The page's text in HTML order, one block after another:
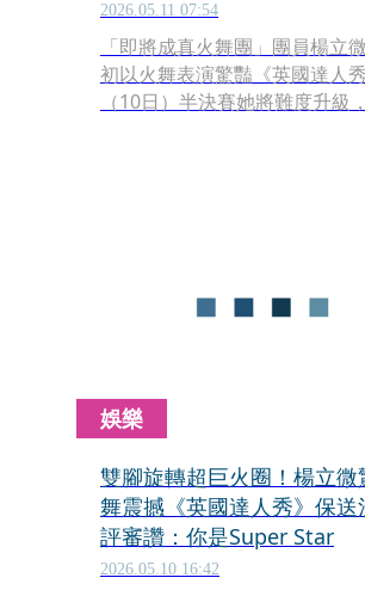
2026.05.11 07:54
「即將成真火舞團」團員楊立
初以火舞表演驚豔《英國達人
（10日）半決賽她將難度升級
娛樂
雙腳旋轉超巨火圈！楊立微
舞震撼《英國達人秀》保
評審讚：你是Super Star
2026.05.10 16:42